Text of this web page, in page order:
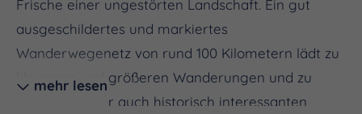
Frische einer ungestörten Landschaft. Ein gut
ausgeschildertes und markiertes
Wanderwegenetz von rund 100 Kilometern lädt zu
kleineren und größeren Wanderungen und zu
reizvollen, aber auch historisch interessanten
mehr lesen